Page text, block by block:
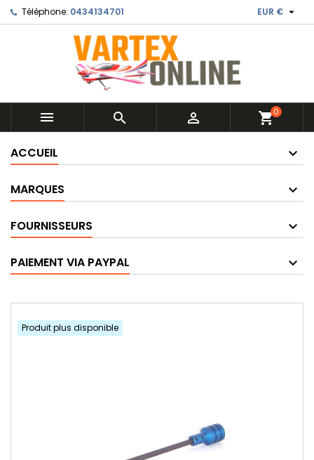
Téléphone: 0434134701 EUR € 
   shopping_cart0
ACCUEIL
MARQUES
FOURNISSEURS
PAIEMENT VIA PAYPAL
Produit plus disponible